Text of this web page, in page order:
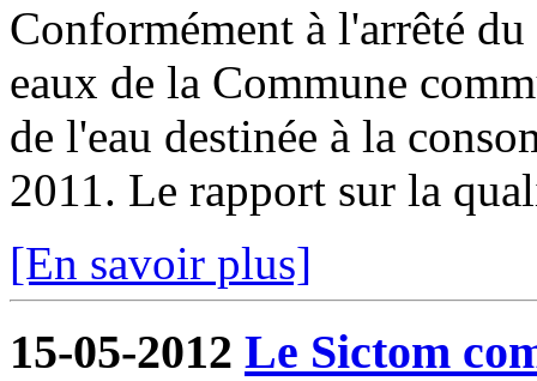
Conformément à l'arrêté
eaux de la Commune
de l'eau destinée à la
2011. Le rapport sur la
[En savoir plus]
15-05-2012 Le Sictom